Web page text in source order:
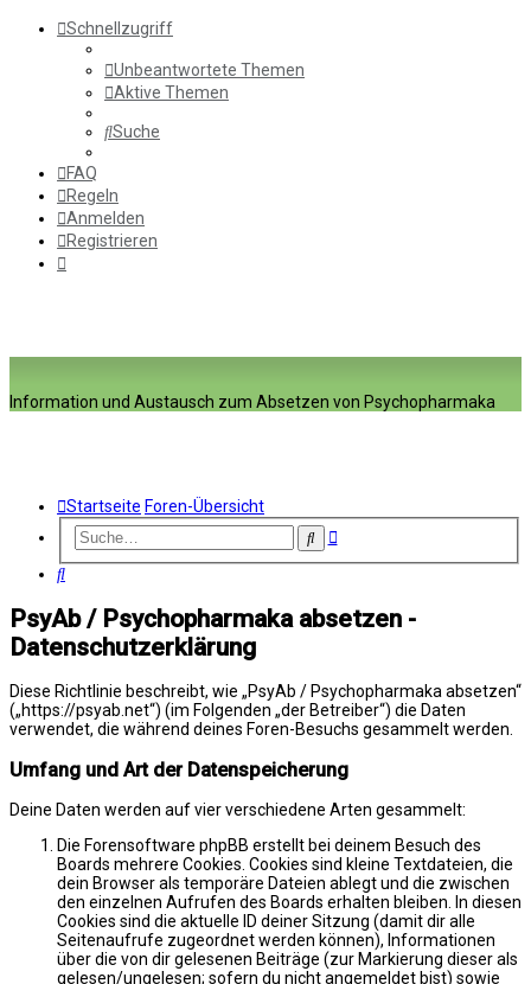
Schnellzugriff
Unbeantwortete Themen
Aktive Themen
Suche
FAQ
Regeln
Anmelden
Registrieren
Information und Austausch zum Absetzen von Psychopharmaka
Startseite Foren-Übersicht
SucheErweiterte
Suche
PsyAb / Psychopharmaka absetzen -
Datenschutzerklärung
Diese Richtlinie beschreibt, wie „PsyAb / Psychopharmaka absetzen“
(„https://psyab.net“) (im Folgenden „der Betreiber“) die Daten
verwendet, die während deines Foren-Besuchs gesammelt werden.
Umfang und Art der Datenspeicherung
Deine Daten werden auf vier verschiedene Arten gesammelt:
Die Forensoftware phpBB erstellt bei deinem Besuch des
Boards mehrere Cookies. Cookies sind kleine Textdateien, die
dein Browser als temporäre Dateien ablegt und die zwischen
den einzelnen Aufrufen des Boards erhalten bleiben. In diesen
Cookies sind die aktuelle ID deiner Sitzung (damit dir alle
Seitenaufrufe zugeordnet werden können), Informationen
über die von dir gelesenen Beiträge (zur Markierung dieser als
gelesen/ungelesen; sofern du nicht angemeldet bist) sowie